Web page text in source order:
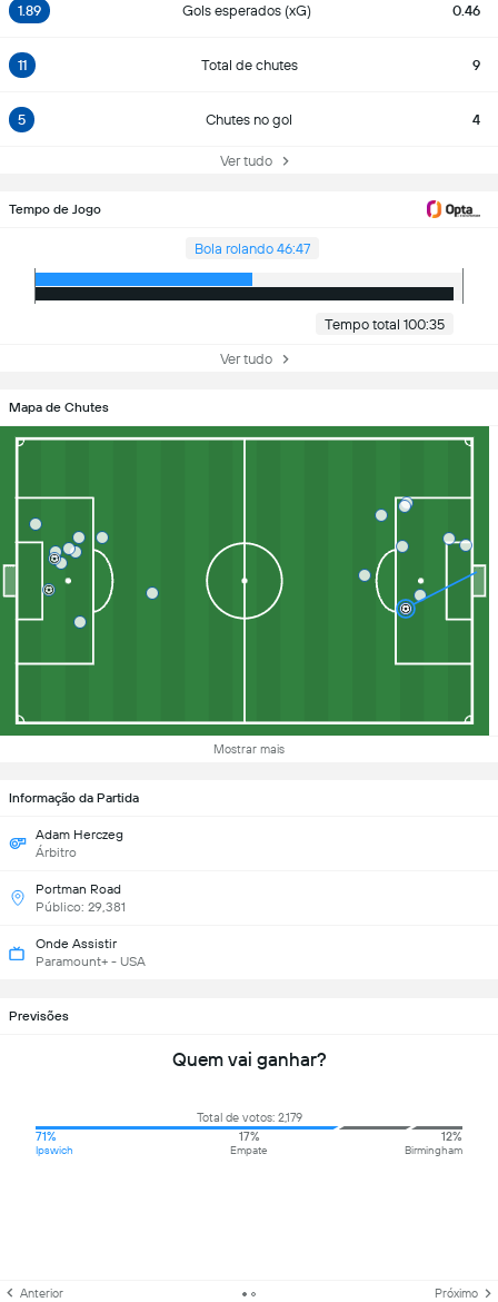
1.89 Gols esperados (xG) 0.46
11 Total de chutes 9
5 Chutes no gol 4
Ver tudo
Tempo de Jogo
Bola rolando 46:47
Tempo total 100:35
Ver tudo
Mapa de Chutes
Mostrar mais
Informação da Partida
Adam Herczeg
Árbitro
Portman Road
Público: 29,381
Onde Assistir
Paramount+ - USA
Previsões
Quem vai ganhar?
Total de votos: 2,179
71%
Ipswich
17%
Empate
12%
Birmingham
Anterior Próximo